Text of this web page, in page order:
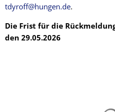
tdyroff@hungen.de.
Die Frist für die
den 29.05.2026